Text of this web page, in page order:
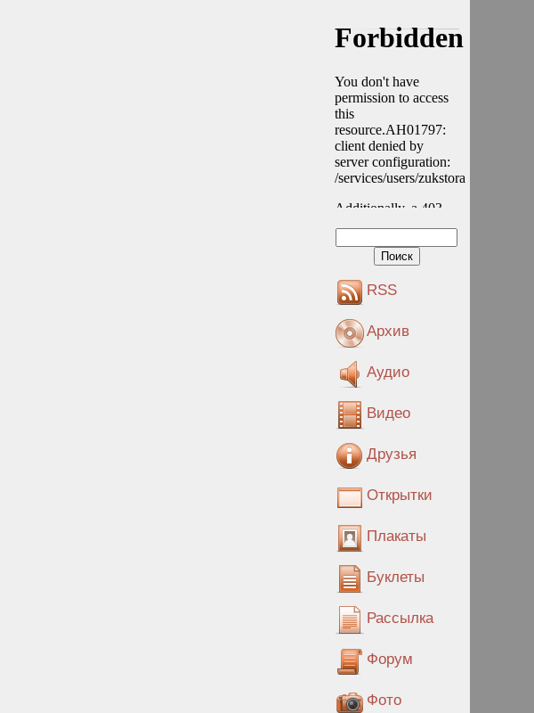
RSS
Архив
Аудио
Видео
Друзья
Открытки
Плакаты
Буклеты
Рассылка
Форум
Фото